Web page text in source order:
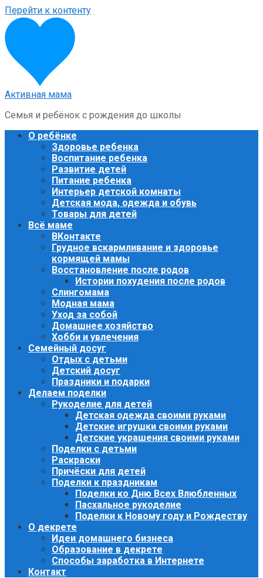
Перейти к контенту
Активная мама
Семья и ребёнок с рождения до школы
О ребёнке
Здоровье ребенка
Воспитание ребенка
Развитие детей
Питание ребенка
Интерьер детской комнаты
Детская мода, одежда и обувь
Товары для детей
Всё маме
ВКонтакте
Грудное вскармливание и здоровье
кормящей мамы
Восстановление после родов
Истории похудения после родов
Слингомама
Модная мама
Уход за собой
Домашнее хозяйство
Хобби и увлечения
Семейный досуг
Отдых с детьми
Детский досуг
Праздники и подарки
Делаем поделки
Рукоделие для детей
Детская одежда своими руками
Детские игрушки своими руками
Детские украшения своими руками
Поделки с детьми
Раскраски
Причёски для детей
Поделки к праздникам
Поделки ко Дню Всех Влюбленных
Пасхальное рукоделие
Поделки к Новому году и Рождеству
О декрете
Идеи домашнего бизнеса
Образование в декрете
Способы заработка в Интернете
Контакт